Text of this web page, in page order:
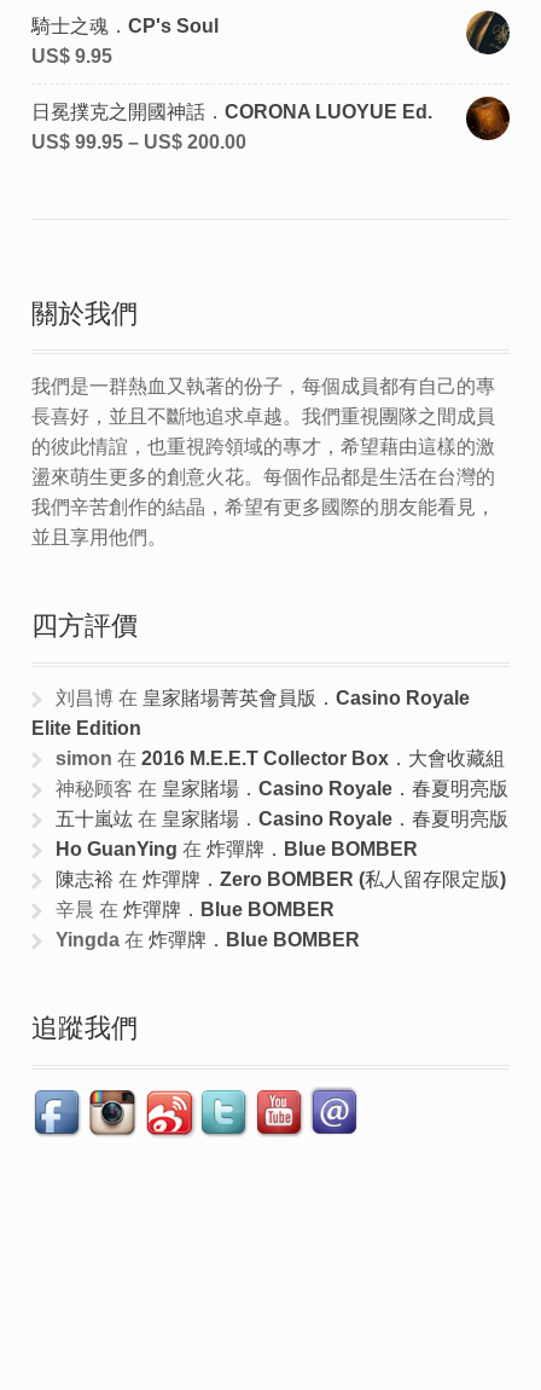
騎士之魂．CP's Soul
US$9.95
日冕撲克之開國神話．CORONA LUOYUE Ed.
US$99.95– US$200.00
關於我們
我們是一群熱血又執著的份子，每個成員都有自己的專
長喜好，並且不斷地追求卓越。我們重視團隊之間成員
的彼此情誼，也重視跨領域的專才，希望藉由這樣的激
盪來萌生更多的創意火花。每個作品都是生活在台灣的
我們辛苦創作的結晶，希望有更多國際的朋友能看見，
並且享用他們。
四方評價
刘昌博 在 皇家賭場菁英會員版．Casino Royale
Elite Edition
simon 在2016 M.E.E.T Collector Box．大會收藏組
神秘顾客 在 皇家賭場．Casino Royale．春夏明亮版
五十嵐竑 在 皇家賭場．Casino Royale．春夏明亮版
Ho GuanYing 在炸彈牌．Blue BOMBER
陳志裕 在炸彈牌．Zero BOMBER (私人留存限定版)
辛晨 在炸彈牌．Blue BOMBER
Yingda 在炸彈牌．Blue BOMBER
追蹤我們